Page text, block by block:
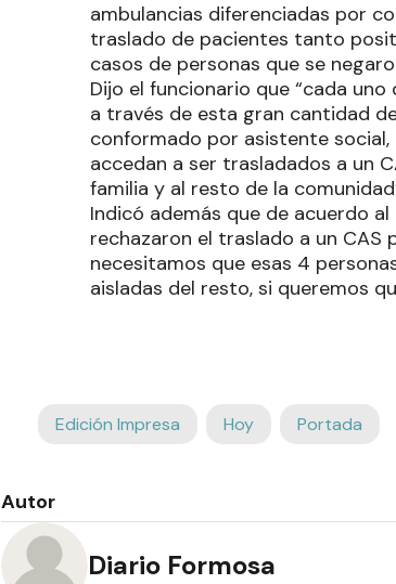
ambulancias diferenciadas por
traslado de pacientes tanto
casos de personas que se
Dijo el funcionario que “cada
a través de esta gran cantidad
conformado por asistente
accedan a ser trasladados a un
familia y al resto de la
Indicó además que de acuerdo
rechazaron el traslado a un CAS
necesitamos que esas 4
aisladas del resto, si queremos
Edición Impresa Hoy Portada
Autor
Diario Formosa